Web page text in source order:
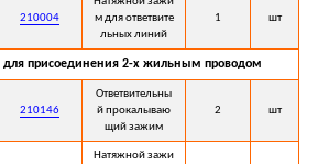
210004
м для ответвите
льных линий
1 шт
присоединения 2-х жильным проводом
210146
Ответвительны
й прокалываю
щий зажим
2 шт
Натяжной зажи